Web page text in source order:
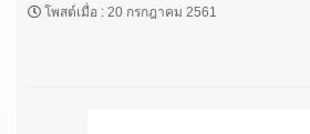
โพสต์เมื่อ : 20 กรกฎาคม 2561